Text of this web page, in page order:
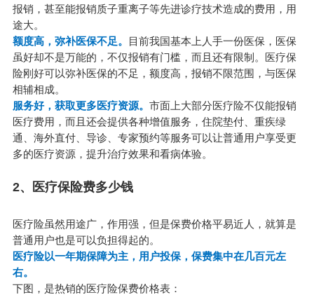
报销，甚至能报销质子重离子等先进诊疗技术造成的费用，用
途大。
额度高，弥补医保不足。
目前我国基本上人手一份医保，医保
虽好却不是万能的，不仅报销有门槛，而且还有限制。医疗保
险刚好可以弥补医保的不足，额度高，报销不限范围，与医保
相辅相成。
服务好，获取更多医疗资源。 市面上大部分医疗险不仅能报销
医疗费用，而且还会提供各种增值服务，住院垫付、重疾绿
通、海外直付、导诊、专家预约等服务可以让普通用户享受更
多的医疗资源，提升治疗效果和看病体验。
2、医疗保险费多少钱
医疗险虽然用途广，作用强，但是保费价格平易近人，就算是
普通用户也是可以负担得起的。
医疗险以一年期保障为主，用户投保，保费集中在几百元左
右。
下图，是热销的医疗险保费价格表：